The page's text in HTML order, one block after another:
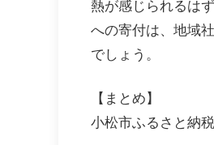
熱が感じられるは
への寄付は、地域
でしょう。
【まとめ】
小松市ふるさと納